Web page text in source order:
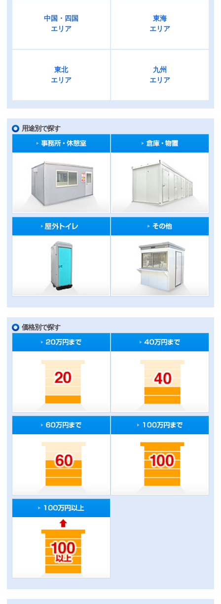
中国・四国
エリア
東海
エリア
東北
エリア
九州
エリア
用途別で探す
価格別で探す